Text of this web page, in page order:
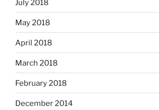
July 2018
May 2018
April 2018
March 2018
February 2018
December 2014